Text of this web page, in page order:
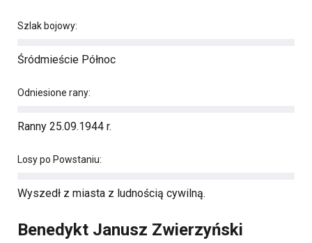
Szlak bojowy:
Śródmieście Północ
Odniesione rany:
Ranny 25.09.1944 r.
Losy po Powstaniu:
Wyszedł z miasta z ludnością cywilną.
Benedykt Janusz Zwierzyński